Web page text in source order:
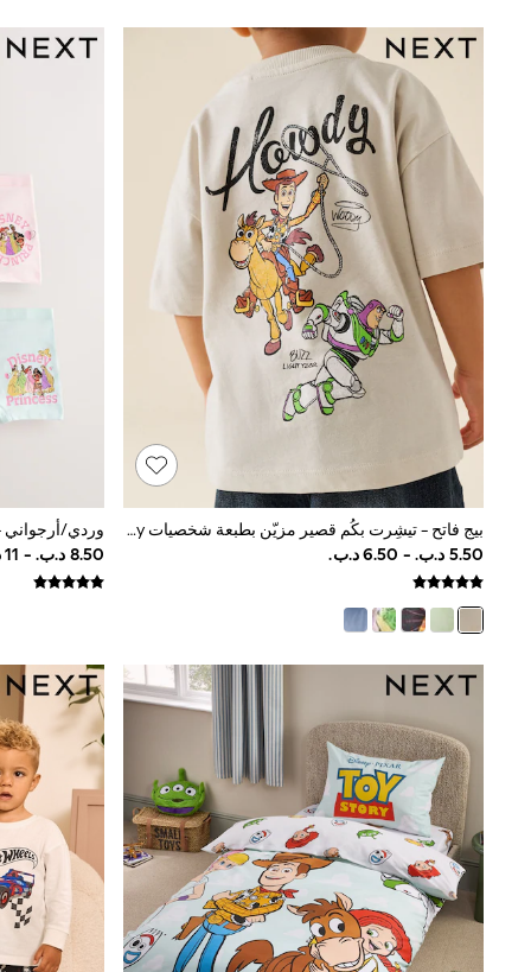
Shorts
Sandals & Clogs
Sun Safe
Rash Vests
Sun Hats & Caps
Sunglasses
Baby Holiday Shop
Baby Summer Nightwear
Dresses
Sets & Outfits
Rompers
Sandals
Swimwear
Sun Hats & Caps
Mens' Holiday Shop
Shirts
Linen Collection
Trousers & Chinos
Jeans
Sandals
Shorts
Swimwear
Hats & Caps
Sunglasses
Bags
Travel Bags
Angel & Rocket
B by Ted Baker
Baker by Ted Baker
Boden
Lipsy
Love & Roses
Mint Velvet
Monsoon
River Island
Eid Holiday Collection
SCHOOLWEAR
بيج فاتح - تيشِرت بكُم قصير مزيّن بطبعة شخصيات Toy Story (3 شهور-8 سنوات)